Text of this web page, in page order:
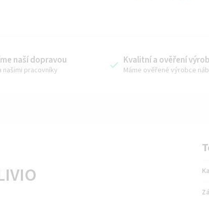
naší dopravou
našimi pracovníky
Kvalitní a ověření
Máme ověřené výrobce